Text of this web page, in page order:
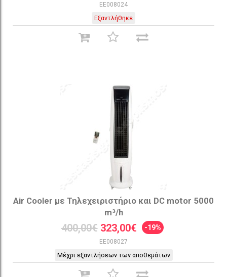
EE008024
Εξαντλήθηκε
Air Cooler με Τηλεχειριστήριο και DC motor 5000
m³/h
400,00€ 323,00€ -19%
EE008027
Μέχρι εξαντλήσεων των αποθεμάτων